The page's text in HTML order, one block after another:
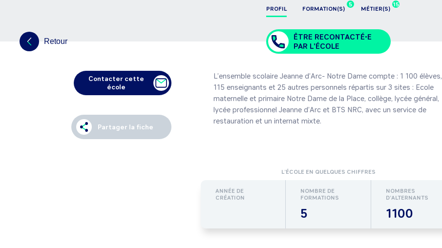
PROFIL
5
FORMATION(S)
15
MÉTIER(S)
ÊTRE RECONTACTÉ•E
PAR L'ÉCOLE
Retour
Contacter cette
école
Partager la fiche
L’ensemble scolaire Jeanne d’Arc- Notre Dame compte : 1 100 élèves,
115 enseignants et 25 autres personnels répartis sur 3 sites : Ecole
maternelle et primaire Notre Dame de la Place, collège, lycée général,
lycée professionnel Jeanne d’Arc et BTS NRC, avec un service de
restauration et un internat mixte.
L’ÉCOLE EN QUELQUES CHIFFRES
ANNÉE DE
CRÉATION
NOMBRE DE
FORMATIONS
5
NOMBRES
D’ALTERNANTS
1100